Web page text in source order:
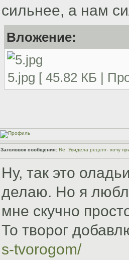
сильнее, а нам
Вложение:
5.jpg [ 45.82 КБ |
Заголовок сообщения: Re: Увидела рецепт- хочу
Ну, так это
делаю. Но я
мне скучно
То творог
s-tvorogom/